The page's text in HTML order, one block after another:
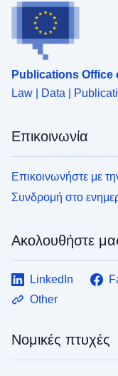
Publications Office
Law | Data |
Επικοινωνία
Επικοινωνήστε με
Συνδρομή στο
Ακολουθήστε
LinkedIn
Other
Νομικές πτυχές